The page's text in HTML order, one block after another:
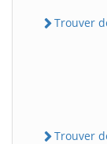
Trouver
Trouver